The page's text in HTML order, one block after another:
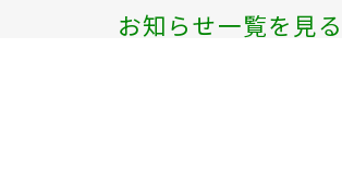
お知らせ一覧を見